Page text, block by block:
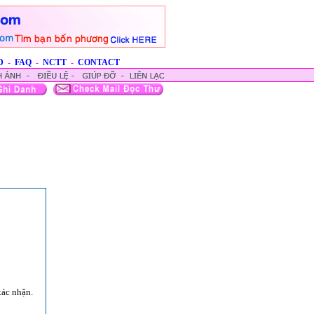
- FAQ - NCTT - CONTACT
nhận.